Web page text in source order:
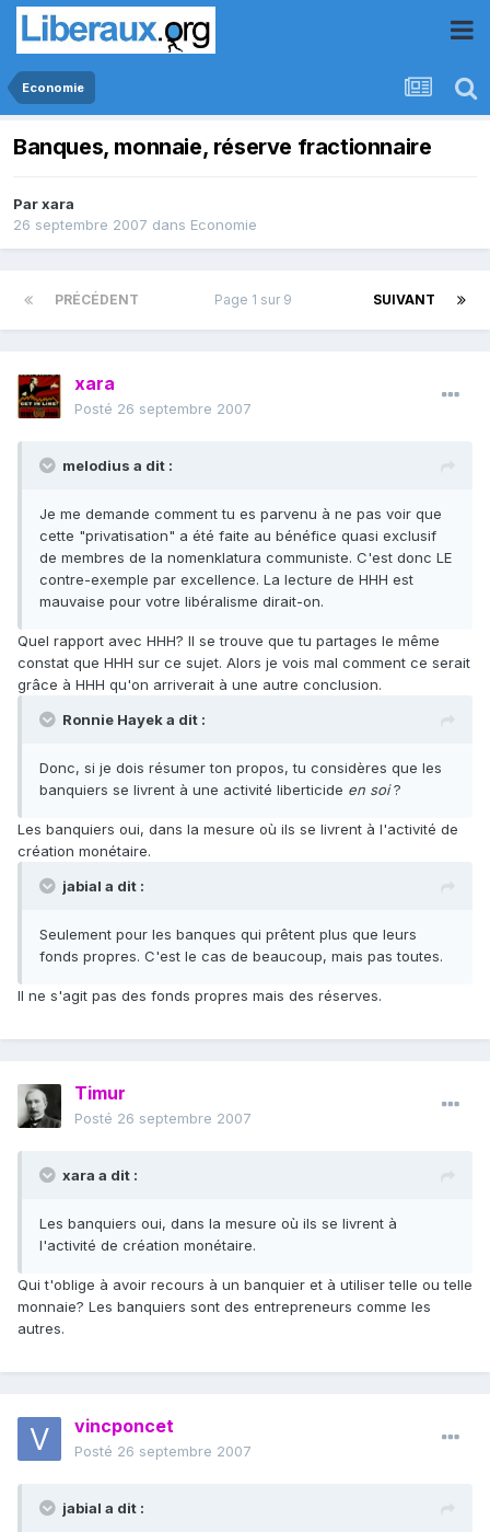
Economie
Banques, monnaie, réserve fractionnaire
Parxara
26 septembre 2007 dans Economie
PRÉCÉDENT SUIVANT
Page 1 sur 9
xara
Posté 26 septembre 2007
melodius a dit :
Je me demande comment tu es parvenu à ne pas voir que
cette "privatisation" a été faite au bénéfice quasi exclusif
de membres de la nomenklatura communiste. C'est donc LE
contre-exemple par excellence. La lecture de HHH est
mauvaise pour votre libéralisme dirait-on.
Quel rapport avec HHH? Il se trouve que tu partages le même
constat que HHH sur ce sujet. Alors je vois mal comment ce serait
grâce à HHH qu'on arriverait à une autre conclusion.
Ronnie Hayek a dit :
Donc, si je dois résumer ton propos, tu considères que les
banquiers se livrent à une activité liberticide en soi?
Les banquiers oui, dans la mesure où ils se livrent à l'activité de
création monétaire.
jabial a dit :
Seulement pour les banques qui prêtent plus que leurs
fonds propres. C'est le cas de beaucoup, mais pas toutes.
Il ne s'agit pas des fonds propres mais des réserves.
Timur
Posté 26 septembre 2007
xara a dit :
Les banquiers oui, dans la mesure où ils se livrent à
l'activité de création monétaire.
Qui t'oblige à avoir recours à un banquier et à utiliser telle ou telle
monnaie? Les banquiers sont des entrepreneurs comme les
autres.
vincponcet
Posté 26 septembre 2007
jabial a dit :